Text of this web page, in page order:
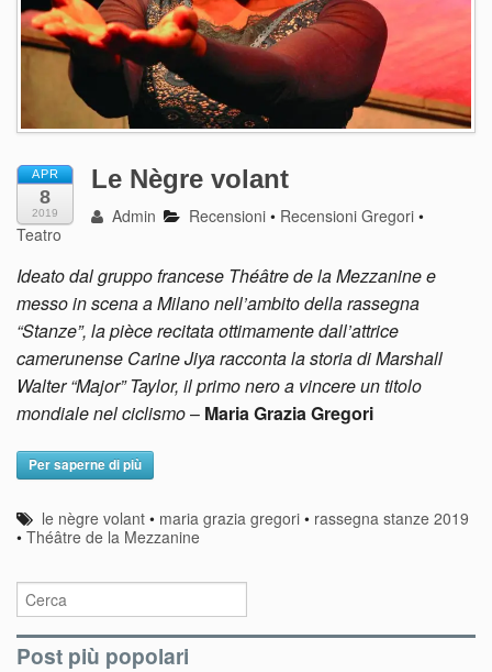
APR
8
2019
Le Nègre volant
Admin Recensioni • Recensioni Gregori •
Teatro
Ideato dal gruppo francese Théâtre de la Mezzanine e
messo in scena a Milano nell’ambito della rassegna
“Stanze”, la pièce recitata ottimamente dall’attrice
camerunense Carine Jiya racconta la storia di Marshall
Walter “Major” Taylor, il primo nero a vincere un titolo
mondiale nel ciclismo– Maria Grazia Gregori
Per saperne di più
le nègre volant • maria grazia gregori • rassegna stanze 2019
• Théâtre de la Mezzanine
Post più popolari